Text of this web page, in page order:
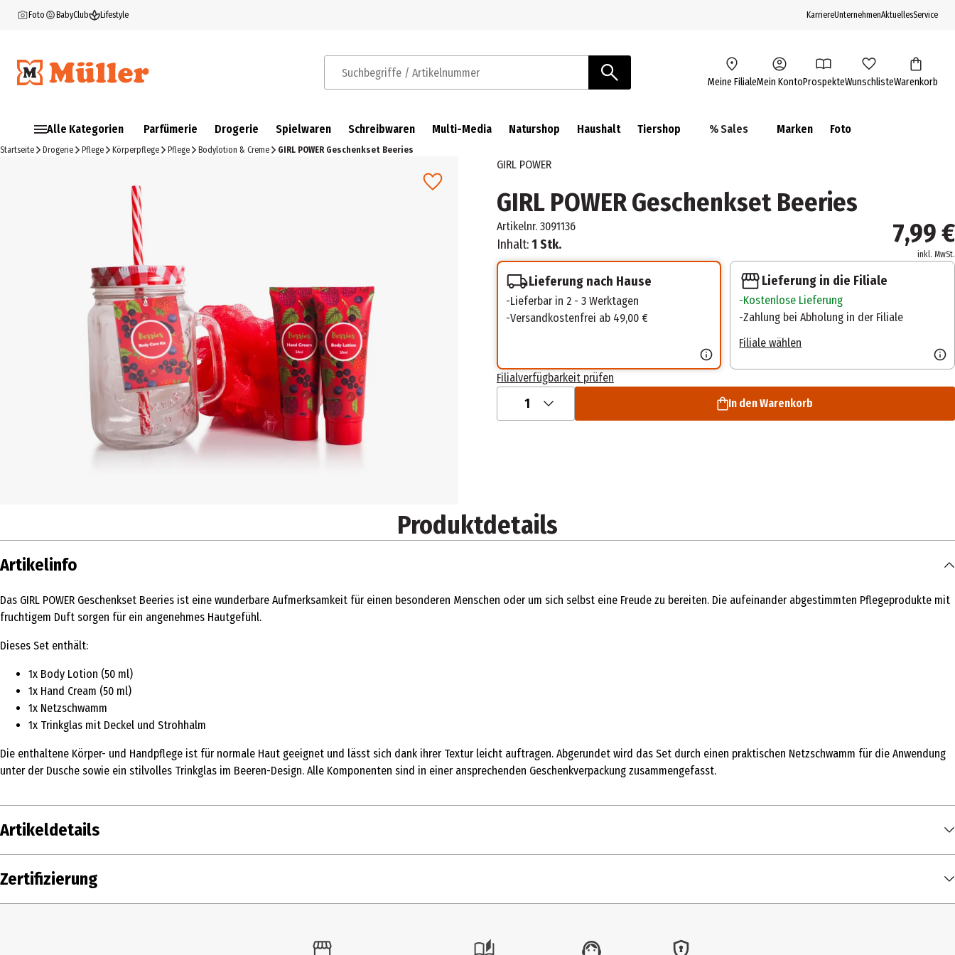
Foto BabyClub Lifestyle KarriereUnternehmenAktuellesService
Suchbegriffe / Artikelnummer Meine FilialeMein KontoProspekteWunschlisteWarenkorb
Alle Kategorien Parfümerie Drogerie Spielwaren Schreibwaren Multi-Media Naturshop Haushalt Tiershop % Sales Marken Foto
Startseite Drogerie Pflege Körperpflege Pflege Bodylotion & Creme GIRL POWER Geschenkset Beeries
GIRL POWER
GIRL POWER Geschenkset Beeries
Artikelnr. 3091136
Inhalt:1 Stk. 7,99 €
inkl. MwSt.
Lieferung nach Hause
Lieferbar in 2 - 3 Werktagen
Versandkostenfrei ab 49,00 €
Lieferung in die Filiale
Kostenlose Lieferung
Zahlung bei Abholung in der Filiale
Filiale wählen
Filialverfügbarkeit prüfen
1 In den Warenkorb
Produktdetails
Artikelinfo
Das GIRL POWER Geschenkset Beeries ist eine wunderbare Aufmerksamkeit für einen besonderen Menschen oder um sich selbst eine Freude zu bereiten. Die aufeinander abgestimmten Pflegeprodukte mit
fruchtigem Duft sorgen für ein angenehmes Hautgefühl.
Dieses Set enthält:
1x Body Lotion (50 ml)
1x Hand Cream (50 ml)
1x Netzschwamm
1x Trinkglas mit Deckel und Strohhalm
Die enthaltene Körper- und Handpflege ist für normale Haut geeignet und lässt sich dank ihrer Textur leicht auftragen. Abgerundet wird das Set durch einen praktischen Netzschwamm für die Anwendung
unter der Dusche sowie ein stilvolles Trinkglas im Beeren-Design. Alle Komponenten sind in einer ansprechenden Geschenkverpackung zusammengefasst.
Artikeldetails
Inhalt
Produkttyp Körperlotion
Zertifizierung